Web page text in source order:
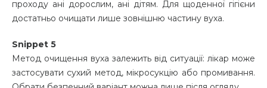
проходу ані дорослим, ані дітям. Для щоденної гігієни
достатньо очищати лише зовнішню частину вуха.
Snippet 5
Метод очищення вуха залежить від ситуації: лікар може
застосувати сухий метод, мікросукцію або промивання.